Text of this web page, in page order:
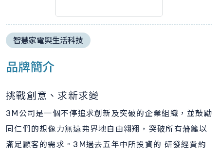
智慧家電與生活科技
品牌簡介
挑戰創意、求新求變
3M公司是一個不停追求創新及突破的企業組織，並鼓勵
同仁們的想像力無遠弗界地自由翱翔，突破所有藩籬以
滿足顧客的需求。3M過去五年中所投資的 研發經費約